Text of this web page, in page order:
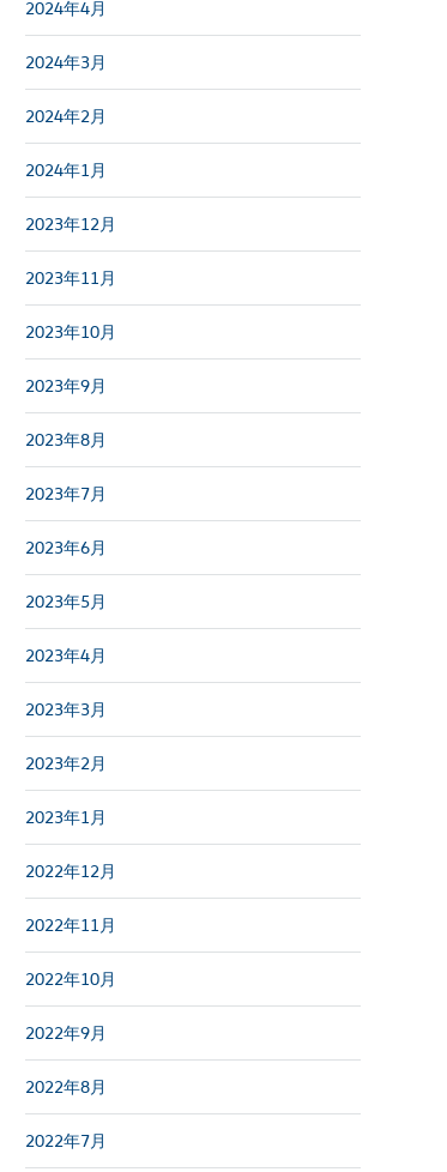
2024年4月
2024年3月
2024年2月
2024年1月
2023年12月
2023年11月
2023年10月
2023年9月
2023年8月
2023年7月
2023年6月
2023年5月
2023年4月
2023年3月
2023年2月
2023年1月
2022年12月
2022年11月
2022年10月
2022年9月
2022年8月
2022年7月